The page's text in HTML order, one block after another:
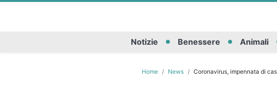
Notizie Benessere Animali
Home News Coronavirus, impennata di